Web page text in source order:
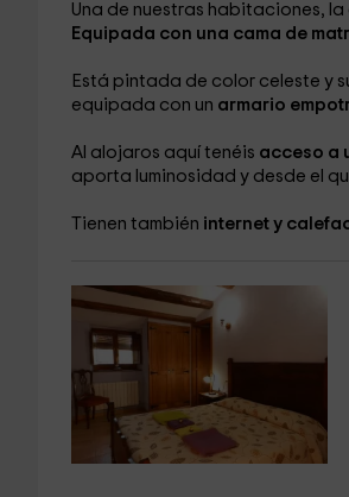
Una de nuestras habitaciones,
Equipada con una cama de
Está pintada de color celeste y
equipada con un armario
Al alojaros aquí tenéis acceso a
aporta luminosidad y desde el
Tienen también internet y